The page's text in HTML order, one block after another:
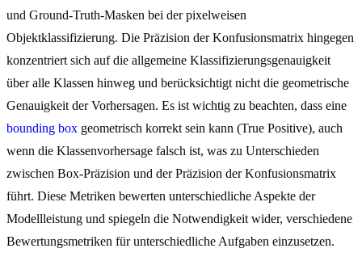
und Ground-Truth-Masken bei der pixelweisen
Objektklassifizierung. Die Präzision der Konfusionsmatrix hingegen
konzentriert sich auf die allgemeine Klassifizierungsgenauigkeit
über alle Klassen hinweg und berücksichtigt nicht die geometrische
Genauigkeit der Vorhersagen. Es ist wichtig zu beachten, dass eine
bounding box geometrisch korrekt sein kann (True Positive), auch
wenn die Klassenvorhersage falsch ist, was zu Unterschieden
zwischen Box-Präzision und der Präzision der Konfusionsmatrix
führt. Diese Metriken bewerten unterschiedliche Aspekte der
Modellleistung und spiegeln die Notwendigkeit wider, verschiedene
Bewertungsmetriken für unterschiedliche Aufgaben einzusetzen.